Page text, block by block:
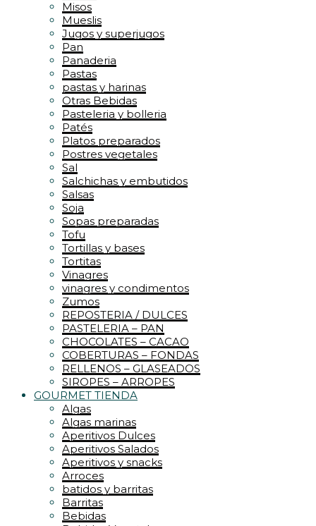
Misos
Mueslis
Jugos y superjugos
Pan
Panaderia
Pastas
pastas y harinas
Otras Bebidas
Pasteleria y bolleria
Patés
Platos preparados
Postres vegetales
Sal
Salchichas y embutidos
Salsas
Soja
Sopas preparadas
Tofu
Tortillas y bases
Tortitas
Vinagres
vinagres y condimentos
Zumos
REPOSTERIA / DULCES
PASTELERIA – PAN
CHOCOLATES – CACAO
COBERTURAS – FONDAS
RELLENOS – GLASEADOS
SIROPES – ARROPES
GOURMET TIENDA
Algas
Algas marinas
Aperitivos Dulces
Aperitivos Salados
Aperitivos y snacks
Arroces
batidos y barritas
Barritas
Bebidas